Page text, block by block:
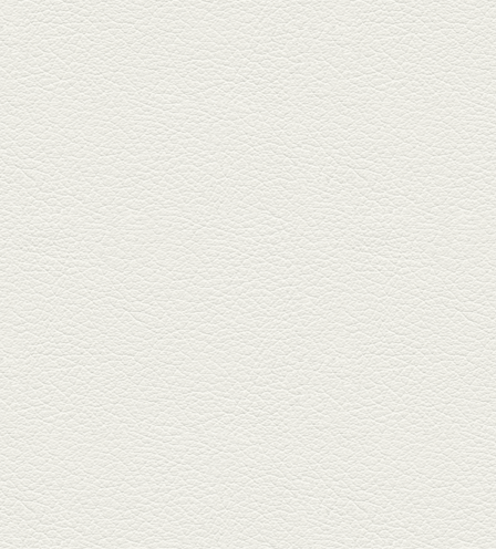
銀杏中通りにこの春オープンし
た「創作ダイニング真」へ。暑
い夏...
2025年6月13日放送
ﾊﾓの季節野菜あんかけ＆
どんぐりﾎﾟｰｸ西京焼き
西銀座通り、若き和の料理人の
名店「旬味こさか」で夏の味を
堪能...
2025年5月23日放送
明太もちチーズもんじゃ
銀座中通りで深夜３時まで営業
している「もんじゃ焼きかめの
や」...
2025年5月2日放送
ミックス水餃子＆麻婆豆
腐
新水前寺駅そばの人気店「中華
料理 福来亭」へ。「しろ」ロッ
ク...
2025年4月11日放送
きびなごの塩焼き＆黒豚